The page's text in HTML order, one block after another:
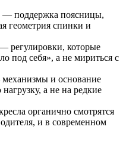
— поддержка поясницы,
геометрия спинки и
регулировки, которые
под себя», а не мириться с
и основание
а не на редкие
органично смотрятся
и в современном